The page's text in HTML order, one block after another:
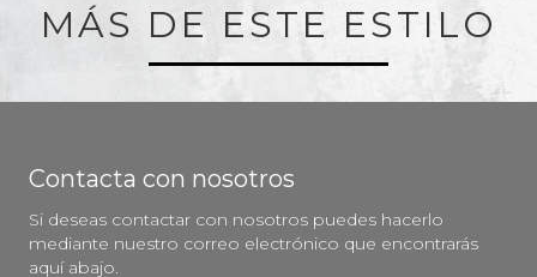
MÁS DE ESTE ESTILO
Contacta con nosotros
Si deseas contactar con nosotros puedes hacerlo
mediante nuestro correo electrónico que encontrarás
aquí abajo.